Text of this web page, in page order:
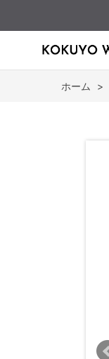
ホーム >